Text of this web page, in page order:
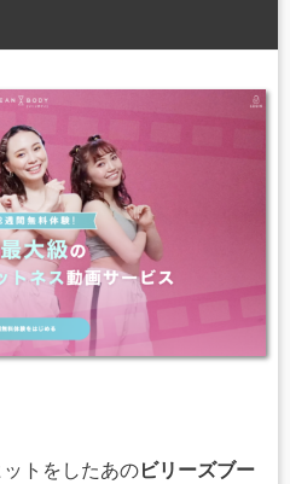
トをしたあのビリーズブー